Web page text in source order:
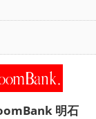
明石